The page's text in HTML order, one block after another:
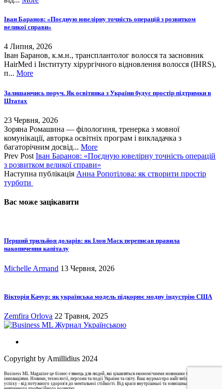
Іван Баранов: «Поєдную ювелірну точність операцій з розвитком
великої справи»
4 Липня, 2026
Іван Баранов, к.м.н., трансплантолог волосся та засновник
HairMed і Інституту хірургічного відновлення волосся (IHRS),
п... More
Залишаючись поруч. Як освітянка з України будує простір підтримки в
Штатах
23 Червня, 2026
Зоряна Ромашина — філологиня, тренерка з мовної
комунікації, авторка освітніх програм і викладачка з
багаторічним досвід... More
Prev Post Іван Баранов: «Поєдную ювелірну точність операцій
з розвитком великої справи»
Наступна публікація Анна Ропотілова: як створити простір
турботи
Вас може зацікавити
Перший трильйон доларів: як Ілон Маск переписав правила
накопичення капіталу
Michelle Armand 13 Червня, 2026
Вікторія Качур: як українська модель підкорює модну індустрію США
Zemfira Orlova 22 Травня, 2025
Copyright by Amillidius 2024
Business ML Magazine це бізнес-глянець для людей, які цікавляться економічними новинами та бізнес-
інноваціями. Новини, технології, персони та події України та світу. Ваш журнал про найглибші аспекти
успіху - від потужного здоров'я до ментальної стійкості. Від краси внутрішньої та зовнішньої до